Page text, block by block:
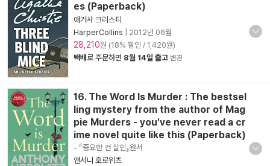
es (Paperback)
애거사 크리스티
HarperCollins
2012년 06월
28,210원 (18% 할인 / 1,420원)
택배로 주문하면 8월 14일 출고 변경
16. The Word Is Murder : The bestsel
ling mystery from the author of Mag
pie Murders - you've never read a cr
ime novel quite like this (Paperback)
- 『중요한 건 살인』원서
앤서니 호로위츠